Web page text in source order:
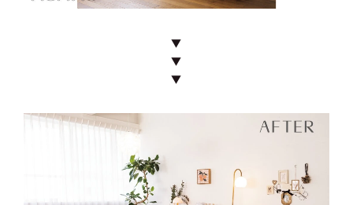
▼
▼
▼